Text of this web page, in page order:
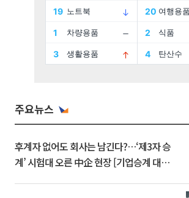
주요뉴스
후계자 없어도 회사는 남긴다?…‘제3자 승
계’ 시험대 오른 中企 현장 [기업승계 대전